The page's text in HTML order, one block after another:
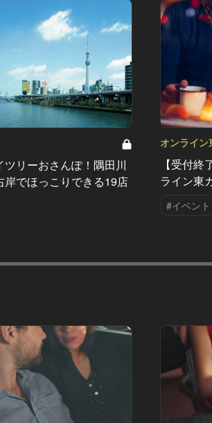
ツリーおさんぽ！隅田川
岸でほっこりできる19店
オンライ
Vol.7
【受付
ライン東
#イベント